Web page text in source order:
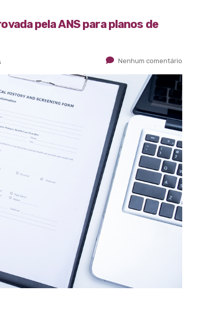
pela ANS para planos de
Nenhum comentário